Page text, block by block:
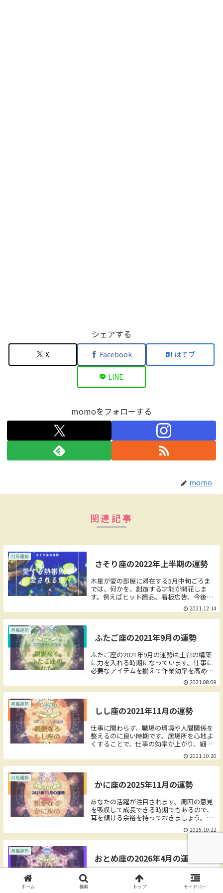
シェアする
X Facebook はてブ
LINE
momoをフォローする
momo
関連記事
月毎運勢
さそり座の2022年上半期の運勢
木星が愛の部屋に滞在する5月中旬ごろま
では、何かを、創造する才能が開花しま
す。例えばヒット商品、看板広告、今後主
流となる進め方など。「主役」に慣れる年
なので、小さくまとまらずに、どんどんチ
ャレンジしましょう。
2021.12.14
月毎運勢
ふたご座の2021年9月の運勢
ふたご座の2021年9月の運勢は土台の構築
に力を入れる時期になっています。仕事に
必要なアイテムを揃えて作業効率を高めた
り、フォーマット作り、関係者への根回
し、職場の人間関係でも悩んでいる後輩の
ケアやフォローなど細やかな気遣いが素晴
2021.08.09
月毎運勢
しし座の2021年11月の運勢
仕事に関わらず、職場の環境や人間関係を
整えるのに良い時期です。居場所を心地よ
くすることで、仕事の効率が上がり、細や
かな気遣いもできます。ただ、家族からは
仕事よりも2人のこと、家のことを優先し
て欲しいと思われます。この時には仕事の
が精神的な居場所も整えることができま
2021.10.20
月毎運勢
かに座の2025年11月の運勢
あなたの活躍が注目されます。周囲の意見
を吸収して成長できる時期でもあるので、
耳を傾ける余裕を持っておきましょう。改
めてあなたの「顔」を認知してもらえるの
で「あなたと言えば？」と言う問いにパッ
と一言で答えてもらえるような何かを打ち
「代表作」を残すイメージです。他人の意
見もポジティブに解釈すれば、どんどん成
長できます。ファンが増えるほど、比例し
て成果も増えるので、きちんと耳を傾けま
しょう。そんな中で11月前半は愛の部屋に
2025.10.22
月毎運勢
おとめ座の2026年4月の運勢
ありがたい助っ人や、何かと周囲に助けら
れる場面が増えそうです。この時期の成功
ホーム 検索 トップ サイドバー